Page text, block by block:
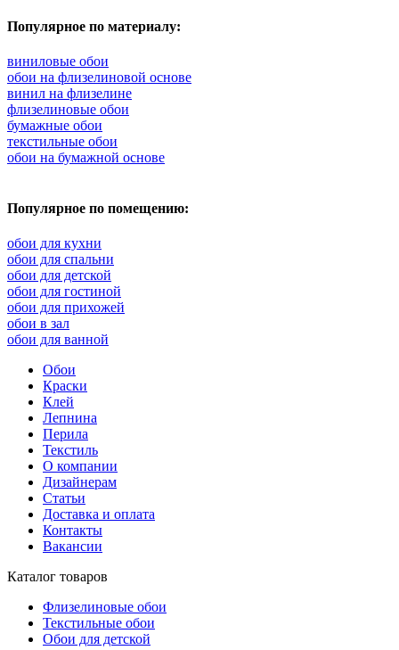
Популярное по материалу:
виниловые обои
обои на флизелиновой основе
винил на флизелине
флизелиновые обои
бумажные обои
текстильные обои
обои на бумажной основе
Популярное по помещению:
обои для кухни
обои для спальни
обои для детской
обои для гостиной
обои для прихожей
обои в зал
обои для ванной
Обои
Краски
Клей
Лепнина
Перила
Текстиль
О компании
Дизайнерам
Статьи
Доставка и оплата
Контакты
Вакансии
Каталог товаров
Флизелиновые обои
Текстильные обои
Обои для детской